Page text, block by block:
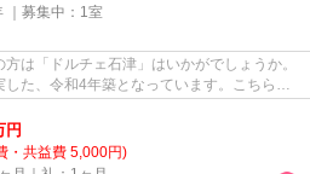
募集中： 1室
は「ドルチェ石津」はいかがでしょうか。
た、令和4年築となっています。こちらの
円
・共益費 5,000円)